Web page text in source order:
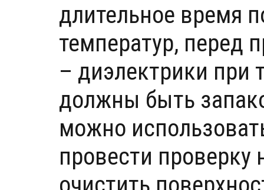
длительное время
температур, перед
– диэлектрики при
должны быть
можно
провести